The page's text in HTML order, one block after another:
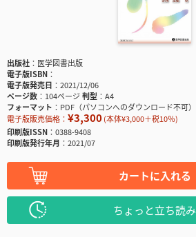
出版社
医学図書出版
電子版ISBN
電子版発売日
2021/12/06
ページ数
104ページ判型
A4
フォーマット
PDF（パソコンへのダウンロード不可）
電子版販売価格： ¥3,300(本体¥3,000＋税10％)
印刷版ISSN
0388-9408
印刷版発行年月
2021/07
カートに入れる
ちょっと立ち読み